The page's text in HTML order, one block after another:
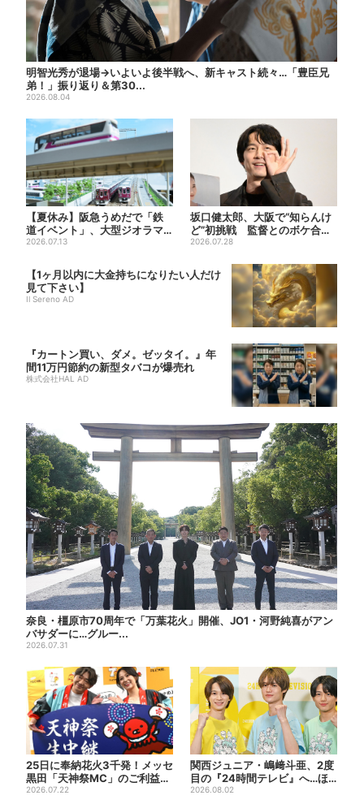
明智光秀が退場→いよいよ後半戦へ、新キャスト続々…「豊臣兄
弟！」振り返り＆第30...
2026.08.04
【夏休み】阪急うめだで「鉄
道イベント」、大型ジオラマ
＆運転体験コーナー…豪華ゲ
2026.07.13
坂口健太郎、大阪で“知らんけ
ど”初挑戦 監督とのボケ合戦
に会場ほっこり
2026.07.28
【1ヶ月以内に大金持ちになりたい人だけ
見て下さい】
Il Sereno AD
『カートン買い、ダメ。ゼッタイ。』年
間11万円節約の新型タバコが爆売れ
株式会社HAL AD
奈良・橿原市70周年で「万葉花火」開催、JO1・河野純喜がアン
バサダーに…グルー...
2026.07.31
25日に奉納花火3千発！メッセ
黒田「天神祭MC」のご利益語
る…“新タッグ”で「大...
2026.07.22
関西ジュニア・嶋﨑斗亜、2度
目の『24時間テレビ』へ…ほ
かのメンバーに助言「サポ...
2026.08.02